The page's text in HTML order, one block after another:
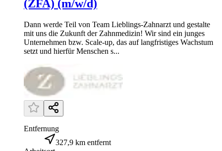
(ZFA) (m/w/d)
Dann werde Teil von Team Lieblings-Zahnarzt und gestalte
mit uns die Zukunft der Zahnmedizin! Wir sind ein junges
Unternehmen bzw. Scale-up, das auf langfristiges Wachstum
setzt und hierfür Menschen s...
Entfernung
327,9 km entfernt